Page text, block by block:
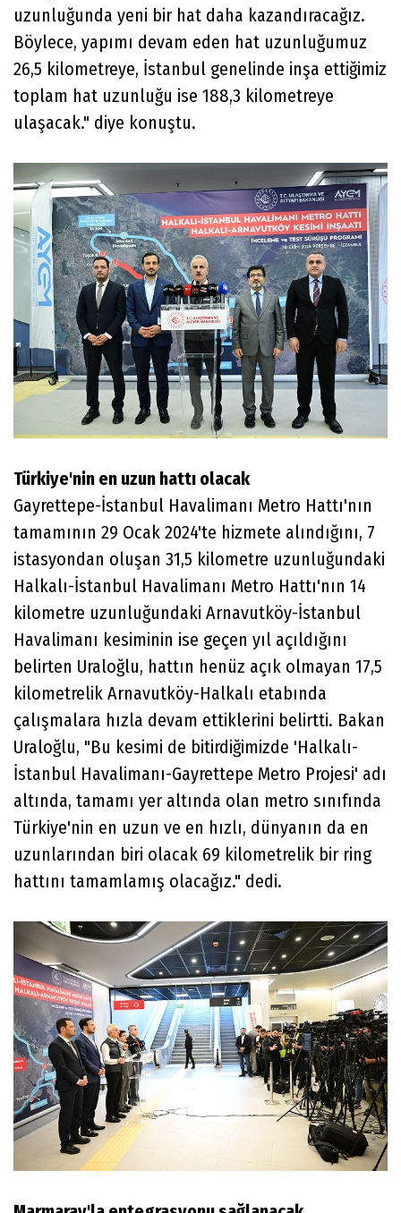
uzunluğunda yeni bir hat daha kazandıracağız.
Böylece, yapımı devam eden hat uzunluğumuz
26,5 kilometreye, İstanbul genelinde inşa ettiğimiz
toplam hat uzunluğu ise 188,3 kilometreye
ulaşacak." diye konuştu.
Türkiye'nin en uzun hattı olacak
Gayrettepe-İstanbul Havalimanı Metro Hattı'nın
tamamının 29 Ocak 2024'te hizmete alındığını, 7
istasyondan oluşan 31,5 kilometre uzunluğundaki
Halkalı-İstanbul Havalimanı Metro Hattı'nın 14
kilometre uzunluğundaki Arnavutköy-İstanbul
Havalimanı kesiminin ise geçen yıl açıldığını
belirten Uraloğlu, hattın henüz açık olmayan 17,5
kilometrelik Arnavutköy-Halkalı etabında
çalışmalara hızla devam ettiklerini belirtti. Bakan
Uraloğlu, "Bu kesimi de bitirdiğimizde 'Halkalı-
İstanbul Havalimanı-Gayrettepe Metro Projesi' adı
altında, tamamı yer altında olan metro sınıfında
Türkiye'nin en uzun ve en hızlı, dünyanın da en
uzunlarından biri olacak 69 kilometrelik bir ring
hattını tamamlamış olacağız." dedi.